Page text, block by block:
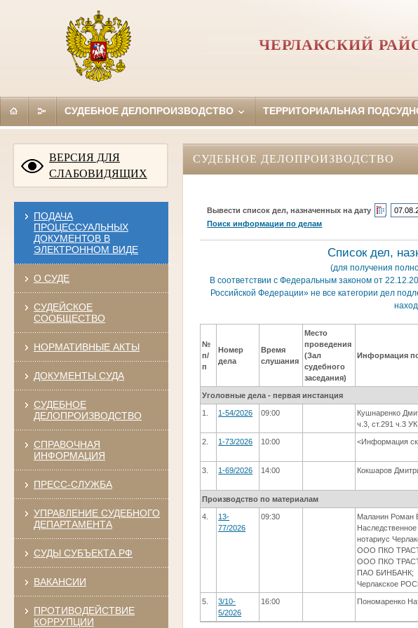
ЧЕРЛАКСКИЙ
СУДЕБНОЕ ДЕЛОПРОИЗВОДСТВО ТЕРРИТОРИАЛЬНАЯ
ВЕРСИЯ ДЛЯ
СЛАБОВИДЯЩИХ
ПОДАЧА
ПРОЦЕССУАЛЬНЫХ
ДОКУМЕНТОВ В
ЭЛЕКТРОННОМ ВИДЕ
О СУДЕ
СУДЕЙСКОЕ
СООБЩЕСТВО
НОРМАТИВНЫЕ АКТЫ
ДОКУМЕНТЫ СУДА
СУДЕБНОЕ
ДЕЛОПРОИЗВОДСТВО
СПРАВОЧНАЯ
ИНФОРМАЦИЯ
ПРЕСС-СЛУЖБА
УПРАВЛЕНИЕ СУДЕБНОГО
ДЕПАРТАМЕНТА
СУДЫ СУБЪЕКТА РФ
ВАКАНСИИ
ПРОТИВОДЕЙСТВИЕ
КОРРУПЦИИ
СУДЕБНОЕ ДЕЛОПРОИЗВОДСТВО
Вывести список дел, назначенных на дату
Поиск информации по делам
Список дел,
(для получения
В соответствии с Федеральным законом от
Российской Федерации» не все категории дел
№
п/
п
Номер
дела
Время
слушания
Место
проведения
(Зал
судебного
заседания)
Информация
Уголовные дела - первая инстанция
1. 1-54/2026 09:00
Кушнаренко
ч.3, ст.291 ч.3
2. 1-73/2026 10:00 <Информация
3. 1-69/2026 14:00 Кокшаров
Производство по материалам
4.
13-
77/2026
09:30
Маланин Роман
нотариус
ООО ПКО
ООО ПКО
ПАО БИНБАНК;
Черлакское
5.
3/10-
5/2026
16:00 Пономаренко